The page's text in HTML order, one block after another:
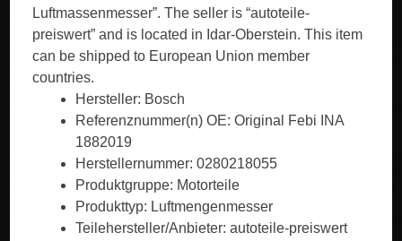
Luftmassenmesser”. The seller is “autoteile-
preiswert” and is located in Idar-Oberstein. This item
can be shipped to European Union member
countries.
Hersteller: Bosch
Referenznummer(n) OE: Original Febi INA
1882019
Herstellernummer: 0280218055
Produktgruppe: Motorteile
Produkttyp: Luftmengenmesser
Teilehersteller/Anbieter: autoteile-preiswert